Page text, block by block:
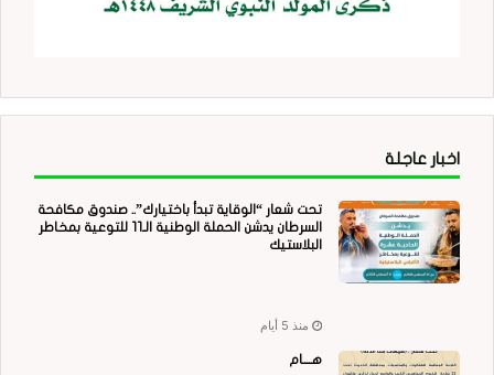
اخبار عاجلة
تحت شعار “الوقاية تبدأ باختيارك”.. صندوق مكافحة
السرطان يدشن الحملة الوطنية الـ11 للتوعية بمخاطر
البلاستيك
منذ 5 أيام
هــــام